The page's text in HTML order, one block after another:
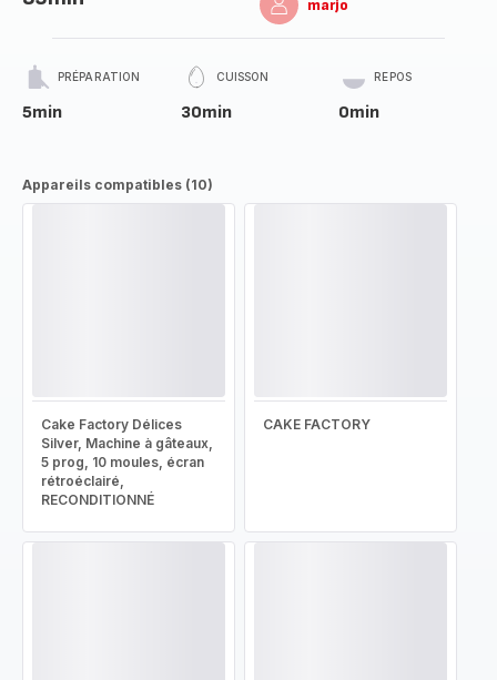
marjo
PRÉPARATION
5min
CUISSON
30min
REPOS
0min
Appareils compatibles (10)
Cake Factory Délices
Silver, Machine à gâteaux,
5 prog, 10 moules, écran
rétroéclairé,
RECONDITIONNÉ
CAKE FACTORY